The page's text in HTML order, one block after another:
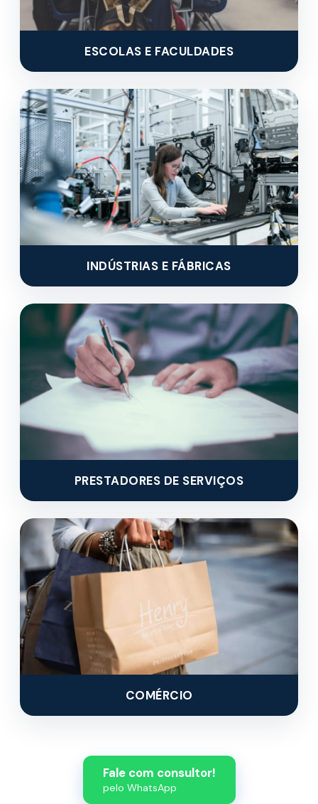
ESCOLAS E FACULDADES
INDÚSTRIAS E FÁBRICAS
PRESTADORES DE SERVIÇOS
COMÉRCIO
Fale com consultor!
pelo WhatsApp